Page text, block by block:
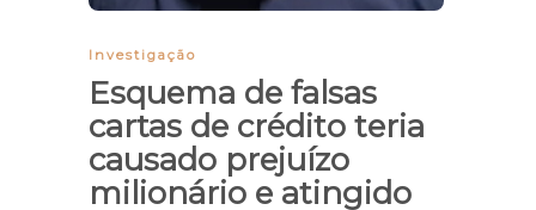
Investigação
Esquema de falsas
cartas de crédito teria
causado prejuízo
milionário e atingido